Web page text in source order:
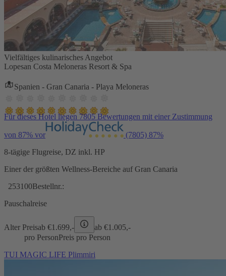
Vielfältiges kulinarisches Angebot
Lopesan Costa Meloneras Resort & Spa
Spanien - Gran Canaria - Playa Meloneras
Für dieses Hotel liegen 7805 Bewertungen mit einer Zustimmung
von 87% vor (7805) 87%
8-tägige Flugreise, DZ inkl. HP
Einer der größten Wellness-Bereiche auf Gran Canaria
253100Bestellnr.:
Pauschalreise
Alter Preisab €1.699,- ab €1.005,-
pro PersonPreis pro Person
TUI MAGIC LIFE Plimmiri